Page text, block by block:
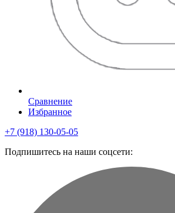
Сравнение
Избранное
+7 (918) 130-05-05
Подпишитесь на наши соцсети: